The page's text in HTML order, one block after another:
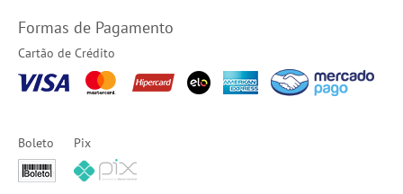
Formas de Pagamento
Cartão de Crédito
Boleto Pix